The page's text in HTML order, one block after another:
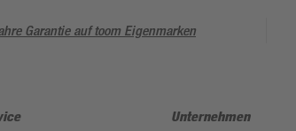
Garantie auf toom Eigenmarken
Unternehmen